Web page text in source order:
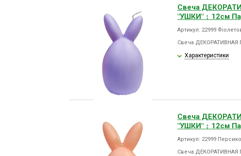
Свеча
"УШКИ" ↕ 12см
Артикул: 22999
Свеча ДЕКОРАТИВНАЯ
Характеристики
Свеча
"УШКИ" ↕ 12см
Артикул: 22999
Свеча ДЕКОРАТИВНАЯ